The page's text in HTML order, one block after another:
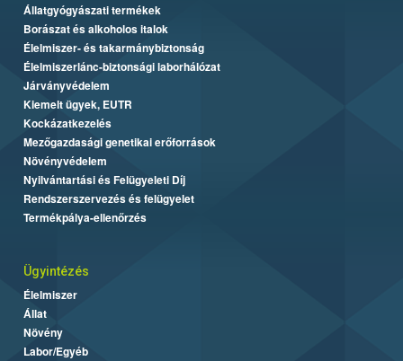
Állatgyógyászati termékek
Borászat és alkoholos italok
Élelmiszer- és takarmánybiztonság
Élelmiszerlánc-biztonsági laborhálózat
Járványvédelem
Kiemelt ügyek, EUTR
Kockázatkezelés
Mezőgazdasági genetikai erőforrások
Növényvédelem
Nyilvántartási és Felügyeleti Díj
Rendszerszervezés és felügyelet
Termékpálya-ellenőrzés
Ügyintézés
Élelmiszer
Állat
Növény
Labor/Egyéb